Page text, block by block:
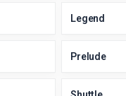
Legend
Prelude